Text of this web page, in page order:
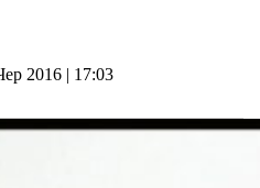
2016 | 17:03